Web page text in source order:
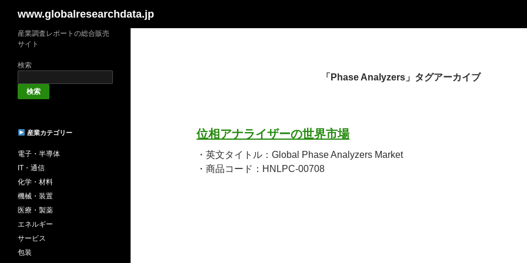
www.globalresearchdata.jp
「Phase Analyzers」タグアーカイブ
位相アナライザーの世界市場
・英文タイトル：Global Phase Analyzers Market
・商品コード：HNLPC-00708
産業調査レポートの総合販売
サイト
検索
検索
産業カテゴリー
電子・半導体
IT・通信
化学・材料
機械・装置
医療・製薬
エネルギー
サービス
包装